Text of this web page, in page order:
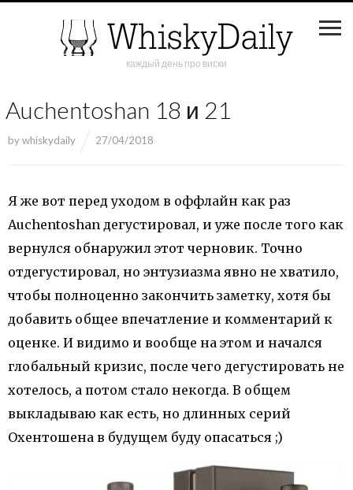
каждый день про виски
Auchentoshan 18 и 21
bywhiskydaily 27/04/2018
Я же вот перед уходом в оффлайн как раз
Auchentoshan дегустировал, и уже после того как
вернулся обнаружил этот черновик. Точно
отдегустировал, но энтузиазма явно не хватило,
чтобы полноценно закончить заметку, хотя бы
добавить общее впечатление и комментарий к
оценке. И видимо и вообще на этом и начался
глобальный кризис, после чего дегустировать не
хотелось, а потом стало некогда. В общем
выкладываю как есть, но длинных серий
Охентошена в будущем буду опасаться ;)